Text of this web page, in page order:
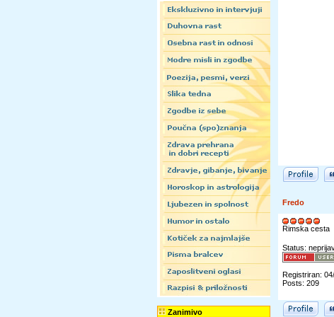
Zanimivo
Fredo
Rimska cesta
Status:
Registriran:
Posts: 209